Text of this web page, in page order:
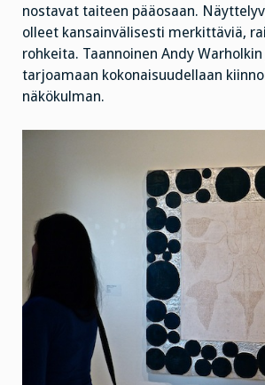
nostavat taiteen pääosaan.
olleet kansainvälisesti merkittäviä,
rohkeita. Taannoinen Andy
tarjoamaan kokonaisuudellaan
näkökulman.